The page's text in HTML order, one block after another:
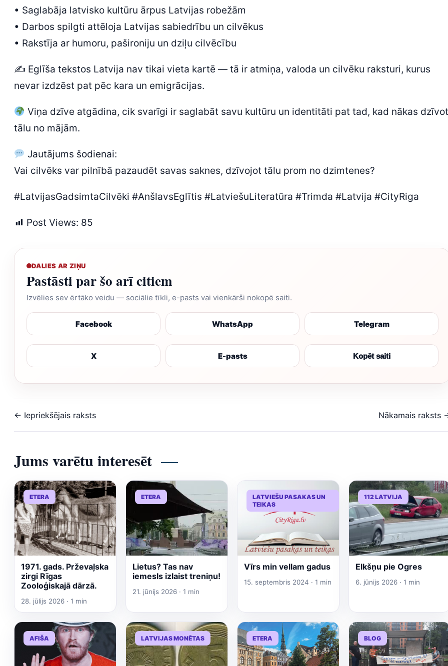
• Saglabāja latvisko kultūru ārpus Latvijas robežām
• Darbos spilgti attēloja Latvijas sabiedrību un cilvēkus
• Rakstīja ar humoru, pašironiju un dziļu cilvēcību
✍️ Eglīša tekstos Latvija nav tikai vieta kartē — tā ir atmiņa, valoda un cilvēku raksturi, kurus
nevar izdzēst pat pēc kara un emigrācijas.
Viņa dzīve atgādina, cik svarīgi ir saglabāt savu kultūru un identitāti pat tad, kad nākas dzīvot
tālu no mājām.
Jautājums šodienai:
Vai cilvēks var pilnībā pazaudēt savas saknes, dzīvojot tālu prom no dzimtenes?
#LatvijasGadsimtaCilvēki #AnšlavsEglītis #LatviešuLiteratūra #Trimda #Latvija #CityRiga
Post Views: 85
DALIES AR ZIŅU
Pastāsti par šo arī citiem
Izvēlies sev ērtāko veidu — sociālie tīkli, e-pasts vai vienkārši nokopē saiti.
Facebook WhatsApp Telegram
X E-pasts Kopēt saiti
← Iepriekšējais raksts Nākamais raksts
Jums varētu interesēt
ETERA
1971. gads. Prževaļska
zirgi Rīgas
Zooloģiskajā dārzā.
28. jūlijs 2026 · 1 min
ETERA
Lietus? Tas nav
iemesls izlaist treniņu!
21. jūnijs 2026 · 1 min
LATVIEŠU PASAKAS UN
TEIKAS
Vīrs min vellam gadus
15. septembris 2024 · 1 min
112 LATVIJA
Elkšņu pie Ogres
6. jūnijs 2026 · 1 min
AFIŠA LATVIJAS MONĒTAS ETERA BLOG